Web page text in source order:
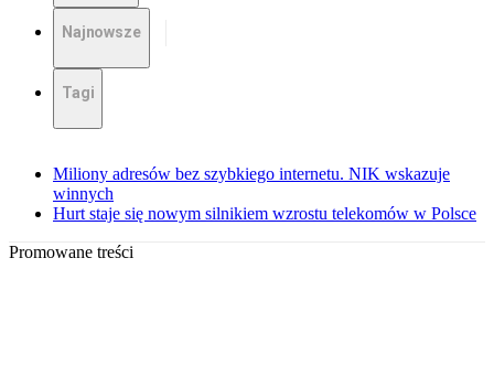
Najnowsze
Tagi
Miliony adresów bez szybkiego internetu. NIK wskazuje
winnych
Hurt staje się nowym silnikiem wzrostu telekomów w Polsce
Promowane treści